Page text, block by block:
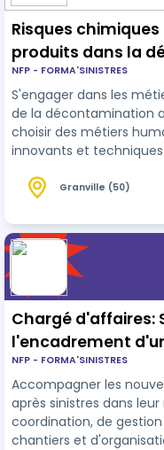
étapes de chant…
Risques
produits dans la
après sinistres
NFP - FORMA'SINISTRES
S'engager dans les
de la décontamination
choisir des métiers
innovants et
opérateurs sur les
potentiellement
les principes de
en mesure d'intervenir
formation "Risques
p…
Granville (50)
Chargé d'affaires:
l'encadrement
sinistres
NFP - FORMA'SINISTRES
Accompagner les nouveaux chargés
après sinistres dans
coordination, de
chantiers et